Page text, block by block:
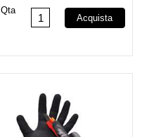
Qta
Acquista